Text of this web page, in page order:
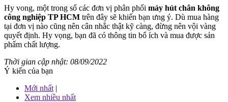
Hy vong, một trong số các đơn vị phân phối máy hút chân không
công nghiệp TP HCM trên đây sẽ khiến bạn ưng ý. Dù mua hàng
tại đơn vị nào cũng nên cân nhắc thật kỹ càng, đừng nên vội vàng
quyết định. Hy vọng, bạn đã có thông tin bổ ích và mua được sản
phẩm chất lượng.
Thời gian cập nhật: 08/09/2022
Ý kiến của bạn
Mới nhất |
Xem nhiều nhất